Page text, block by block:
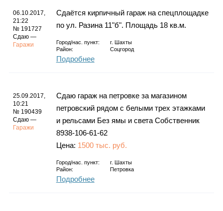
06.10.2017,
21:22
№ 191727
Сдаю —
Гаражи
Сдаётся кирпичный гараж на спецплощадке
по ул. Разина 11"б". Площадь 18 кв.м.
Город/нас. пункт: г.
Шахты
Район:
Соцгород
Подробнее
25.09.2017,
10:21
№ 190439
Сдаю —
Гаражи
Сдаю гараж на петровке за магазином
петровский рядом с белыми трех этажками
и рельсами Без ямы и света Собственник
8938-106-61-62
Цена: 1500 тыс. руб.
Город/нас. пункт: г.
Шахты
Район:
Петровка
Подробнее